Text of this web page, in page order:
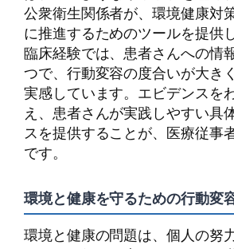
公衆衛生関係者が、環境健康対
に推進するためのツールを提供
臨床経験では、患者さんへの情
つで、行動変容の度合いが大き
実感しています。エビデンスを
え、患者さんが実践しやすい具
スを提供することが、医療従事
です。
環境と健康を守るための行動変
環境と健康の問題は、個人の努